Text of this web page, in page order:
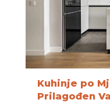
Kuhinje po
Prilagođen